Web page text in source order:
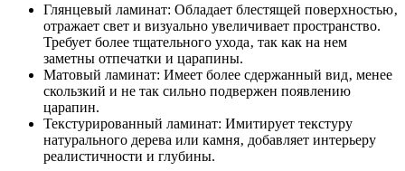
Глянцевый ламинат: Обладает блестящей поверхностью‚
отражает свет и визуально увеличивает пространство.
Требует более тщательного ухода‚ так как на нем
заметны отпечатки и царапины.
Матовый ламинат: Имеет более сдержанный вид‚ менее
скользкий и не так сильно подвержен появлению
царапин.
Текстурированный ламинат: Имитирует текстуру
натурального дерева или камня‚ добавляет интерьеру
реалистичности и глубины.